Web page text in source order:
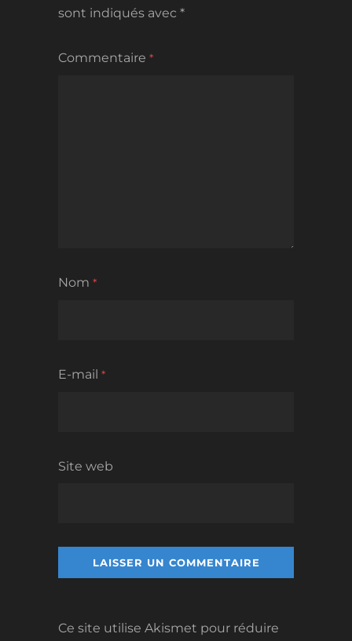
sont indiqués avec *
Commentaire *
Nom *
E-mail *
Site web
Ce site utilise Akismet pour réduire